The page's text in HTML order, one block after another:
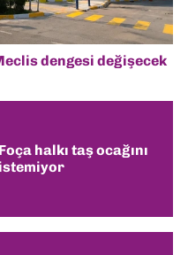
dengesi değişecek
Foça halkı taş ocağını
istemiyor